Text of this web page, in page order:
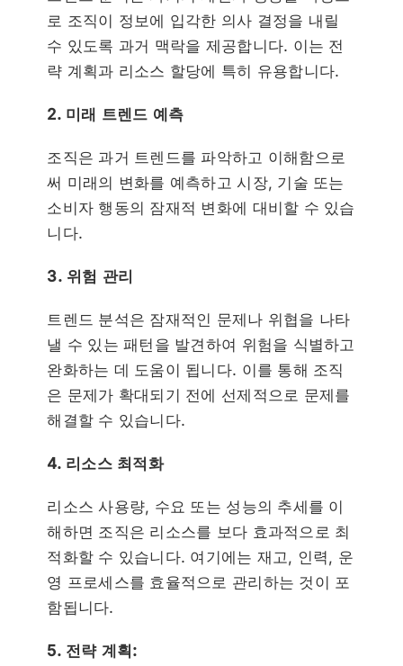
로 조직이 정보에 입각한 의사 결정을 내릴
수 있도록 과거 맥락을 제공합니다. 이는 전
략 계획과 리소스 할당에 특히 유용합니다.
2. 미래 트렌드 예측
조직은 과거 트렌드를 파악하고 이해함으로
써 미래의 변화를 예측하고 시장, 기술 또는
소비자 행동의 잠재적 변화에 대비할 수 있습
니다.
3. 위험 관리
트렌드 분석은 잠재적인 문제나 위협을 나타
낼 수 있는 패턴을 발견하여 위험을 식별하고
완화하는 데 도움이 됩니다. 이를 통해 조직
은 문제가 확대되기 전에 선제적으로 문제를
해결할 수 있습니다.
4. 리소스 최적화
리소스 사용량, 수요 또는 성능의 추세를 이
해하면 조직은 리소스를 보다 효과적으로 최
적화할 수 있습니다. 여기에는 재고, 인력, 운
영 프로세스를 효율적으로 관리하는 것이 포
함됩니다.
5. 전략 계획: